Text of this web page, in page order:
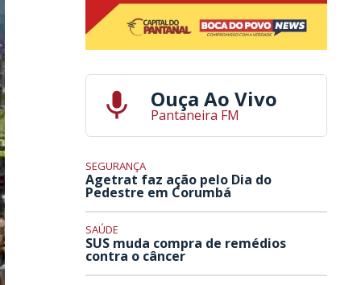
Ouça Ao Vivo
Pantaneira FM
SEGURANÇA
Agetrat faz ação pelo Dia do
Pedestre em Corumbá
SAÚDE
SUS muda compra de remédios
contra o câncer